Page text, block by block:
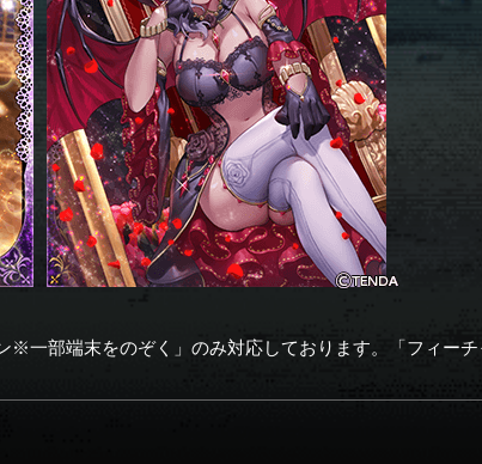
一部端末をのぞく」のみ対応しております。「フィーチ